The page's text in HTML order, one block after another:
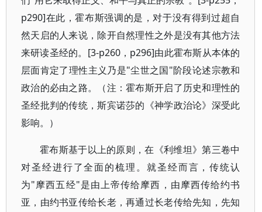
p290]在此，霍布斯强调的是，对于没有得到过超自
然天启的人来说，除开自然理性之外是没有其他方法
来研读圣经的。[3-p260，p296]由此霍布斯从本体的
层面肯定了理性主义乃是"尘世之国"阶段论述宗教和
政治的必由之路。（注：霍布斯开启了历史和理性的
圣经批判的传统，斯宾诺莎的《神学政治论》深受此
影响。）
霍布斯基于以上的原则，在《利维坦》第三卷中
对圣经进行了全面的梳理。就圣经而言，传统认
为"摩西五经"是由上帝传给摩西，由摩西传给约书
亚，由约书亚传给长老，再通过长老传给先知，先知